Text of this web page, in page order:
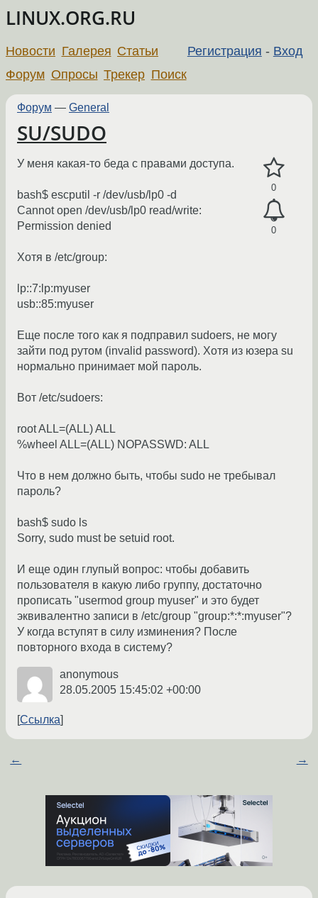
LINUX.ORG.RU
Регистрация - Вход
Новости Галерея Статьи
Форум Опросы Трекер Поиск
Форум — General
SU/SUDO
0
0
У меня какая-то беда с правами доступа.
bash$ escputil -r /dev/usb/lp0 -d
Cannot open /dev/usb/lp0 read/write:
Permission denied
Хотя в /etc/group:
lp::7:lp:myuser
usb::85:myuser
Еще после того как я подправил sudoers, не могу
зайти под рутом (invalid password). Хотя из юзера su
нормально принимает мой пароль.
Вот /etc/sudoers:
root ALL=(ALL) ALL
%wheel ALL=(ALL) NOPASSWD: ALL
Что в нем должно быть, чтобы sudo не требывал
пароль?
bash$ sudo ls
Sorry, sudo must be setuid root.
И еще один глупый вопрос: чтобы добавить
пользователя в какую либо группу, достаточно
прописать "usermod group myuser" и это будет
эквивалентно записи в /etc/group "group:*:*:myuser"?
У когда вступят в силу изминения? После
повторного входа в систему?
anonymous
28.05.2005 15:45:02 +00:00
Ссылка
← →